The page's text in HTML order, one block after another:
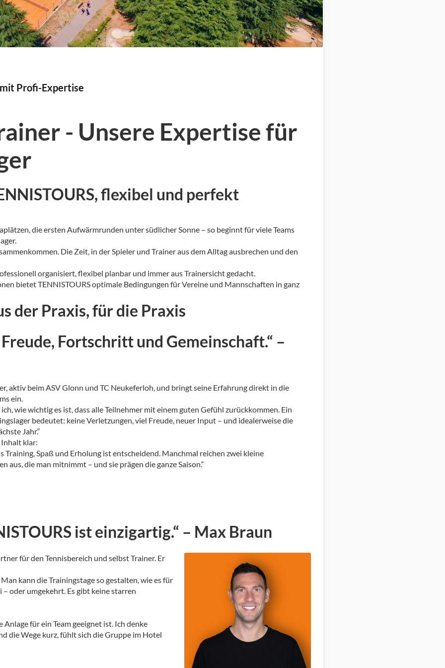
mit Profi-Expertise
- Unsere Expertise für
flexibel und perfekt
die ersten Aufwärmrunden unter südlicher Sonne – so beginnt für viele Teams
Die Zeit, in der Spieler und Trainer aus dem Alltag ausbrechen und den
organisiert, flexibel planbar und immer aus Trainersicht gedacht.
bietet TENNISTOURS optimale Bedingungen für Vereine und Mannschaften in ganz
der Praxis, für die Praxis
Fortschritt und Gemeinschaft.“ –
aktiv beim ASV Glonn und TC Neukeferloh, und bringt seine Erfahrung direkt in die
ein.
wie wichtig es ist, dass alle Teilnehmer mit einem guten Gefühl zurückkommen. Ein
bedeutet: keine Verletzungen, viel Freude, neuer Input – und idealerweise die
Jahr.“
klar:
Training, Spaß und Erholung ist entscheidend. Manchmal reichen zwei kleine
aus, die man mitnimmt – und sie prägen die ganze Saison.“
ist einzigartig.“ – Max Braun
für den Tennisbereich und selbst Trainer. Er
kann die Trainingstage so gestalten, wie es für
oder umgekehrt. Es gibt keine starren
für ein Team geeignet ist. Ich denke
die Wege kurz, fühlt sich die Gruppe im Hotel